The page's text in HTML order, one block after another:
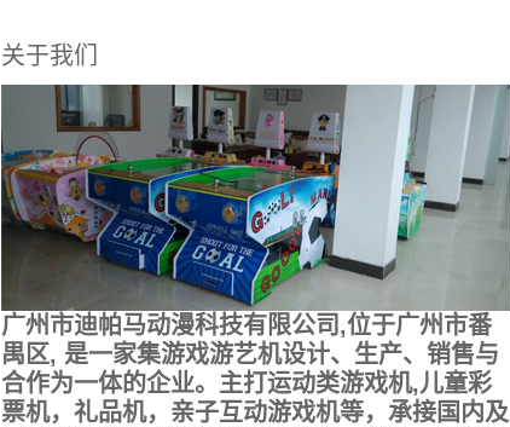
关于我们
广州市迪帕马动漫科技有限公司,位于广州市番
禺区, 是一家集游戏游艺机设计、生产、销售与
合作为一体的企业。主打运动类游戏机,儿童彩
票机，礼品机，亲子互动游戏机等，承接国内及